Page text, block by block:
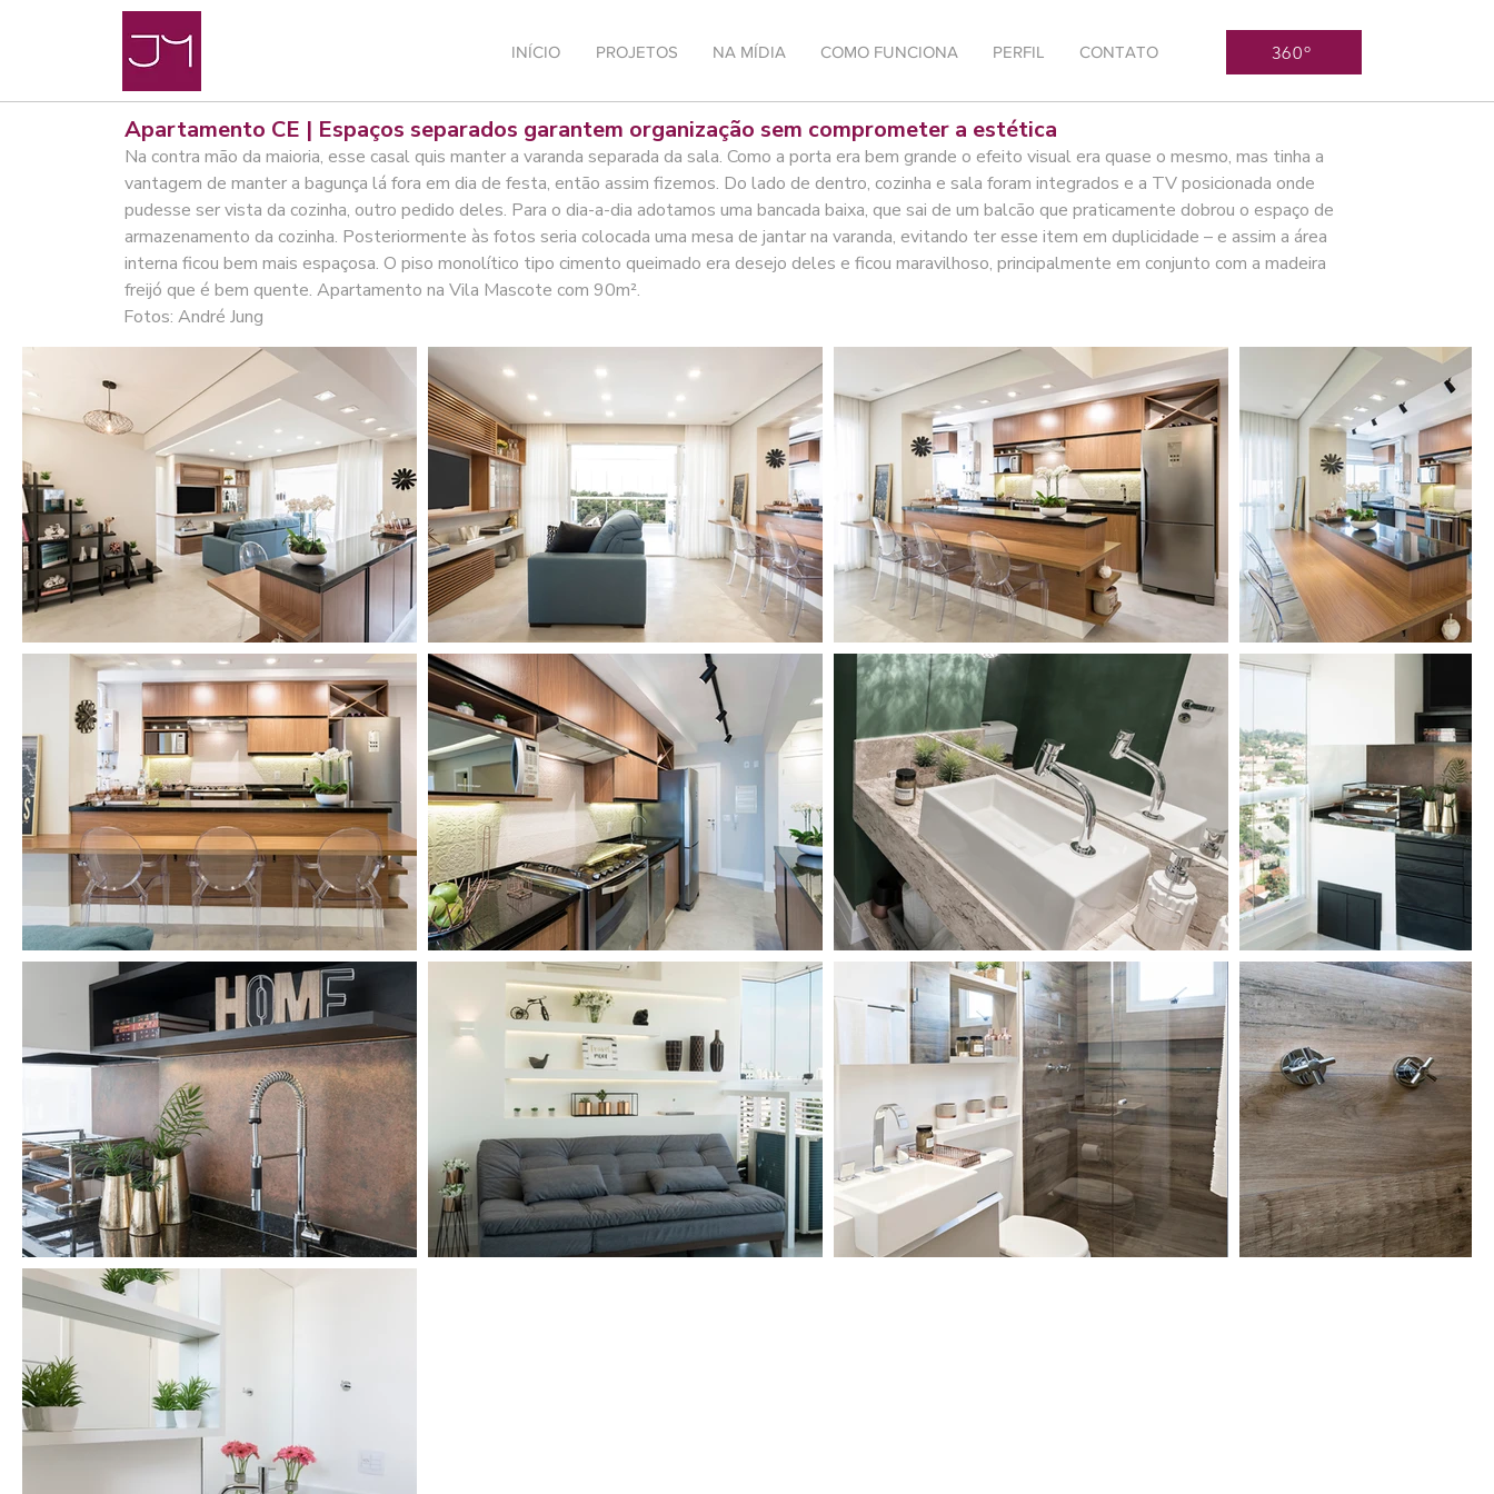
INÍCIO PROJETOS NA MÍDIA COMO FUNCIONA PERFIL CONTATO 360º
Apartamento CE | Espaços separados garantem organização sem comprometer a estética
Na contra mão da maioria, esse casal quis manter a varanda separada da sala. Como a porta era bem grande o efeito visual era quase o mesmo, mas tinha a
vantagem de manter a bagunça lá fora em dia de festa, então assim fizemos. Do lado de dentro, cozinha e sala foram integrados e a TV posicionada onde
pudesse ser vista da cozinha, outro pedido deles. Para o dia-a-dia adotamos uma bancada baixa, que sai de um balcão que praticamente dobrou o espaço de
armazenamento da cozinha. Posteriormente às fotos seria colocada uma mesa de jantar na varanda, evitando ter esse item em duplicidade – e assim a área
interna ficou bem mais espaçosa. O piso monolítico tipo cimento queimado era desejo deles e ficou maravilhoso, principalmente em conjunto com a madeira
freijó que é bem quente. Apartamento na Vila Mascote com 90m².
Fotos: André Jung